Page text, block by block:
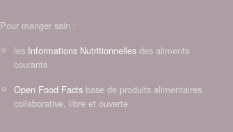
Pour manger sain :
les Informations Nutritionnelles des aliments
courants
Open Food Facts base de produits alimentaires
collaborative, libre et ouverte